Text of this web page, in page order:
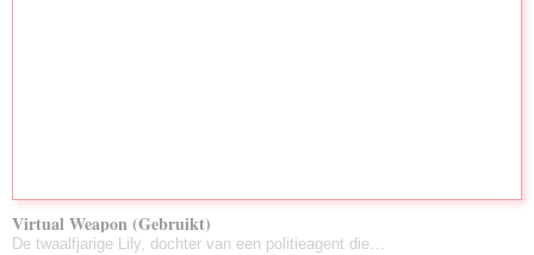
Virtual Weapon (Gebruikt)
De twaalfjarige Lily, dochter van een politieagent die…